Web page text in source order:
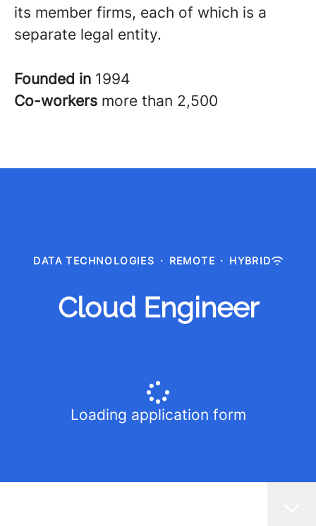
its member firms, each of which is a
separate legal entity.
Founded in 1994
Co-workers more than 2,500
DATA TECHNOLOGIES · REMOTE · HYBRID
Cloud Engineer
Loading application form